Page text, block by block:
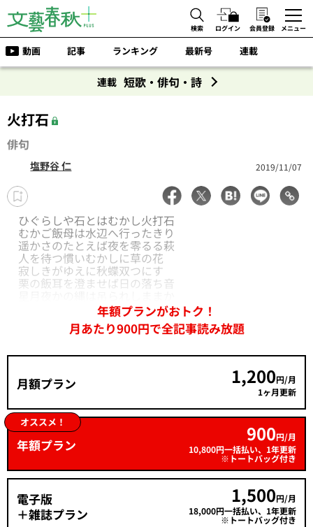
検索 ログイン 会員登録 メニュー
動画 記事 ランキング 最新号 連載
連載 短歌・俳句・詩
火打石
俳句
塩野谷 仁 2019/11/07
ひぐらしや石とはむかし火打石
むかご飯母は水辺へ行ったきり
遥かさのたとえば夜を零るる萩
人を待つ慣いむかしに草の花
寂しきがゆえに秋蝶双つにす
栗の飯耳を澄ませば日の落ち音
年額プランがおトク！
月あたり900円で全記事読み放題
月額プラン 1,200円/月
1ヶ月更新
オススメ！
年額プラン 900円/月
10,800円一括払い、1年更新
※トートバッグ付き
電子版
＋雑誌プラン
1,500円/月
18,000円一括払い、1年更新
※トートバッグ付き